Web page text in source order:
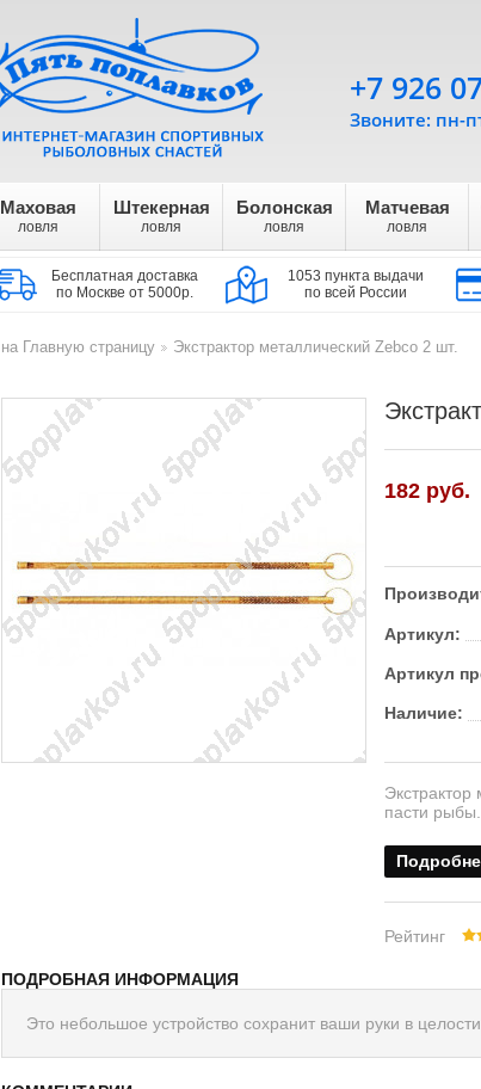
Маховая
ловля
Штекерная
ловля
Болонская
ловля
Матчевая
ловля
Бесплатная доставка
по Москве от 5000р.
1053 пункта выдачи
по всей России
+7 926
Звоните: пн-
на Главную страницу
Экстрактор металлический Zebco 2 шт.
182 руб.
Артикул:
Артикул
Наличие:
Экстрактор
пасти
Рейтинг
ПОДРОБНАЯ ИНФОРМАЦИЯ
Это небольшое устройство сохранит ваши руки в